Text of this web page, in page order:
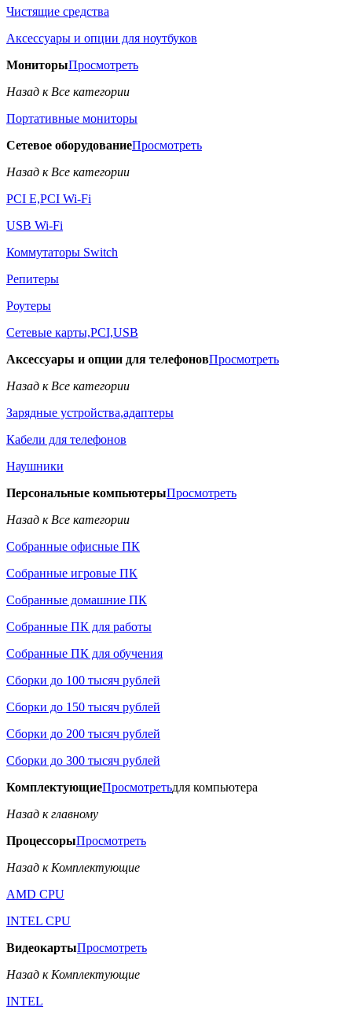
Чистящие средства
Аксессуары и опции для ноутбуков
МониторыПросмотреть
Назад к Все категории
Портативные мониторы
Сетевое оборудованиеПросмотреть
Назад к Все категории
PCI E,PCI Wi-Fi
USB Wi-Fi
Коммутаторы Switch
Репитеры
Роутеры
Сетевые карты,PCI,USB
Аксессуары и опции для телефоновПросмотреть
Назад к Все категории
Зарядные устройства,адаптеры
Кабели для телефонов
Наушники
Персональные компьютерыПросмотреть
Назад к Все категории
Собранные офисные ПК
Собранные игровые ПК
Собранные домашние ПК
Собранные ПК для работы
Собранные ПК для обучения
Сборки до 100 тысяч рублей
Сборки до 150 тысяч рублей
Сборки до 200 тысяч рублей
Сборки до 300 тысяч рублей
КомплектующиеПросмотретьдля компьютера
Назад к главному
ПроцессорыПросмотреть
Назад к Комплектующие
AMD CPU
INTEL CPU
ВидеокартыПросмотреть
Назад к Комплектующие
INTEL